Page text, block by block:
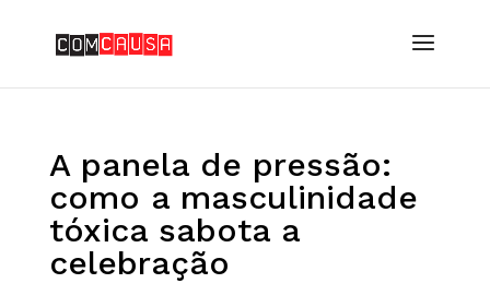
A panela de pressão:
como a masculinidade
tóxica sabota a
celebração